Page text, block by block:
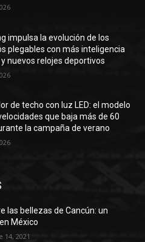
impulsa la evolución de los
plegables con más inteligencia
nuevos relojes deportivos
de techo con luz LED: el modelo
que baja más de 60
la campaña de verano
las bellezas de Cancún: un
México
14, 2021